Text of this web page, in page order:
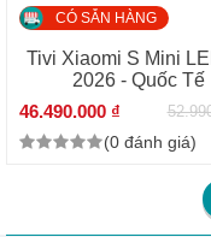
CÓ SẴN HÀNG
Tivi Xiaomi S Mini
2026 - Quốc Tế
46.490.000 ₫
(0 đánh giá)